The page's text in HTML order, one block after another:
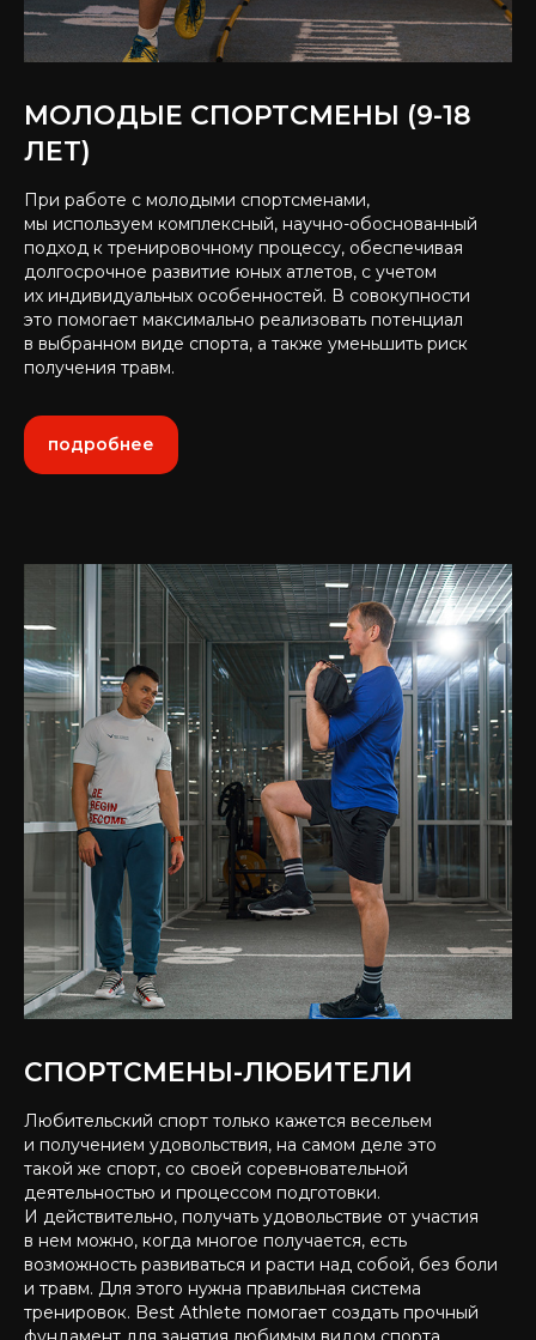
МОЛОДЫЕ СПОРТСМЕНЫ (9-18
ЛЕТ)
При работе с молодыми спортсменами,
мы используем комплексный, научно-обоснованный
подход к тренировочному процессу, обеспечивая
долгосрочное развитие юных атлетов, с учетом
их индивидуальных особенностей. В совокупности
это помогает максимально реализовать потенциал
в выбранном виде спорта, а также уменьшить риск
получения травм.
подробнее
СПОРТСМЕНЫ-ЛЮБИТЕЛИ
Любительский спорт только кажется весельем
и получением удовольствия, на самом деле это
такой же спорт, со своей соревновательной
деятельностью и процессом подготовки.
И действительно, получать удовольствие от участия
в нем можно, когда многое получается, есть
возможность развиваться и расти над собой, без боли
и травм. Для этого нужна правильная система
тренировок. Best Athlete помогает создать прочный